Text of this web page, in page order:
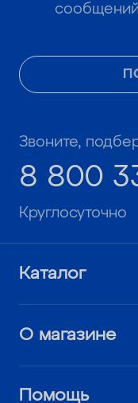
сообщений
Звоните,
8 800
Круглосуточно
Каталог
О магазине
Помощь